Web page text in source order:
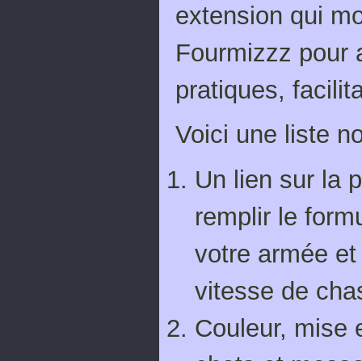
extension qui
Fourmizzz pour
pratiques,
Voici une liste
Un lien sur la
remplir le
votre armée
vitesse de
Couleur, mise